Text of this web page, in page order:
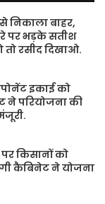
निकाला बाहर,
पर भड़के सतीश
तो रसीद दिखाओ.
इकाई को
ने परियोजना की
किसानों को
कैबिनेट ने योजना